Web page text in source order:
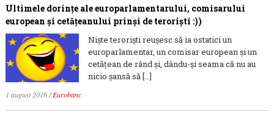
Ultimele dorințe ale europarlamentarului, comisarului
european și cetățeanului prinși de teroriști :))
Niște teroriști reușesc să ia ostatici un
europarlamentar, un comisar european și un
cetățean de rând și, dându-și seama că nu au
nicio șansă să […]
1 august 2016/Eurobanc